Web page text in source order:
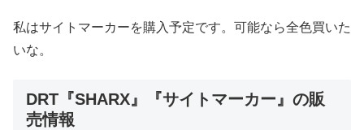
私はサイトマーカーを購入予定です。可能なら全色買いた
いな。
DRT『SHARX』『サイトマーカー』の販
売情報